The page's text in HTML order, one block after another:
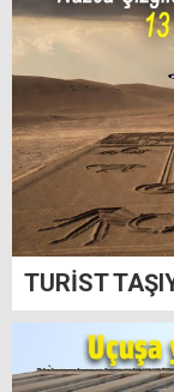
TURİST